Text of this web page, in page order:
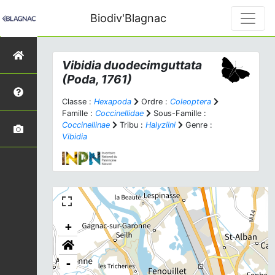
Biodiv'Blagnac
Vibidia duodecimguttata
(Poda, 1761)
Classe : Hexapoda Ordre : Coleoptera
Famille : Coccinellidae
Sous-Famille :
Coccinellinae
Tribu : Halyziini
Genre :
Vibidia
+
-